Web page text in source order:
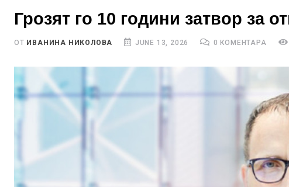
Грозят го 10 години затвор за
ОТ ИВАНИНА НИКОЛОВА JUNE 13, 2026 0 КОМЕНТАРА